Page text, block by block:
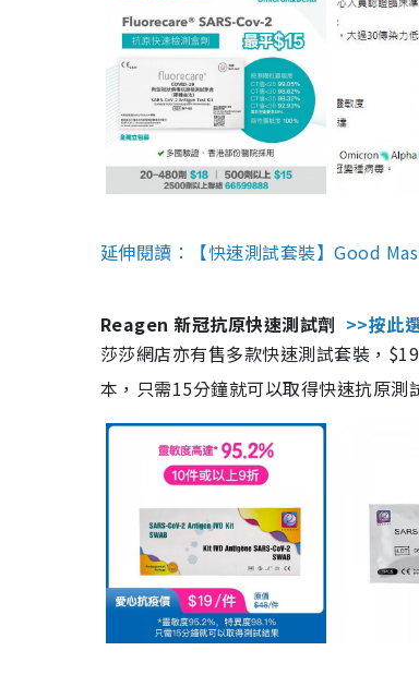
延伸閱讀：【快速測試套裝】Good
Reagen 新冠抗原快速測試劑 >>按此
莎莎網店亦有售多款快速測試套裝，
本，只需15分鐘就可以取得快速抗原